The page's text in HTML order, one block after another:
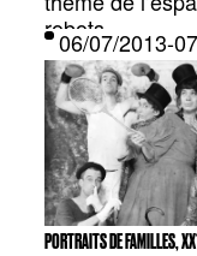
robots.
06/07/2013-
PORTRAITS DE FAMILLES,